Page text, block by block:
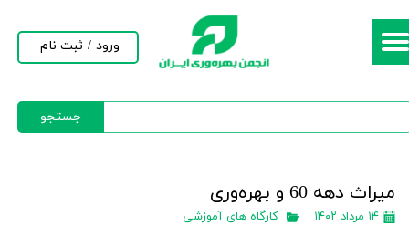
جستجو
ورود / ثبت نام
حساب کاربری من
میراث دهه 60 و بهره‌وری
۱۴ مرداد ۱۴۰۲ کارگاه های آموزشی